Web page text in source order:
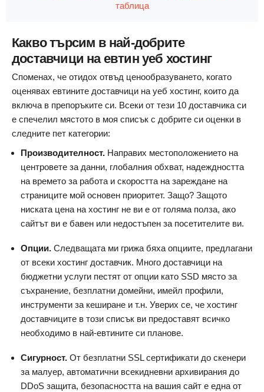
таблица
Какво търсим в най-добрите
доставчици на евтин уеб хостинг
Споменах, че отидох отвъд ценообразуването, когато
оценявах евтините доставчици на уеб хостинг, които да
включа в препоръките си. Всеки от тези 10 доставчика си
е спечелил мястото в моя списък с добрите си оценки в
следните пет категории:
Производителност. Направих местоположението на
центровете за данни, глобалния обхват, надеждността
на времето за работа и скоростта на зареждане на
страниците мой основен приоритет. Защо? Защото
ниската цена на хостинг не ви е от голяма полза, ако
сайтът ви е бавен или недостъпен за посетителите ви.
Опции. Следващата ми грижа бяха опциите, предлагани
от всеки хостинг доставчик. Много доставчици на
бюджетни услуги пестят от опции като SSD място за
съхранение, безплатни домейни, имейл профили,
инструменти за кеширане и т.н. Уверих се, че хостинг
доставчиците в този списък ви предоставят всичко
необходимо в най-евтините си планове.
Сигурност. От безплатни SSL сертификати до скенери
за малуер, автоматични всекидневни архивирания до
DDoS защита, безопасността на вашия сайт е една от